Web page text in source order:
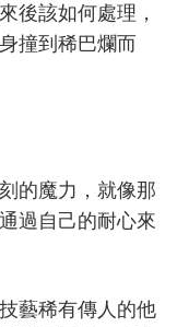
後該如何處理，
撞到稀巴爛而
的魔力，就像那
過自己的耐心來
藝稀有傳人的他